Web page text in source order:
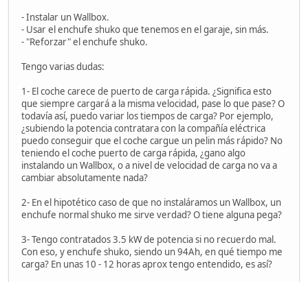
- Instalar un Wallbox.
- Usar el enchufe shuko que tenemos en el garaje, sin más.
- "Reforzar" el enchufe shuko.
Tengo varias dudas:
1- El coche carece de puerto de carga rápida. ¿Significa esto
que siempre cargará a la misma velocidad, pase lo que pase? O
todavía así, puedo variar los tiempos de carga? Por ejemplo,
¿subiendo la potencia contratara con la compañía eléctrica
puedo conseguir que el coche cargue un pelin más rápido? No
teniendo el coche puerto de carga rápida, ¿gano algo
instalando un Wallbox, o a nivel de velocidad de carga no va a
cambiar absolutamente nada?
2- En el hipotético caso de que no instaláramos un Wallbox, un
enchufe normal shuko me sirve verdad? O tiene alguna pega?
3- Tengo contratados 3.5 kW de potencia si no recuerdo mal.
Con eso, y enchufe shuko, siendo un 94Ah, en qué tiempo me
carga? En unas 10 - 12 horas aprox tengo entendido, es así?